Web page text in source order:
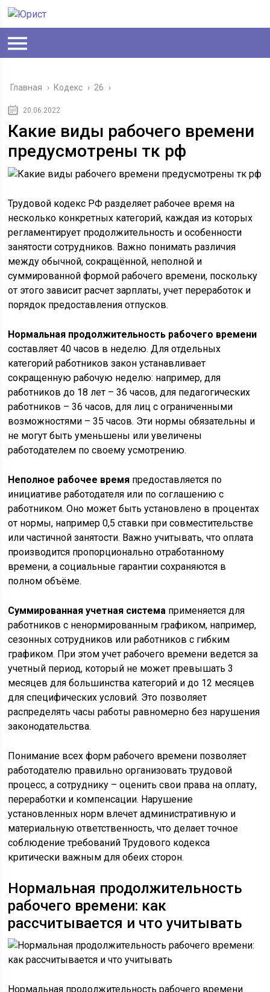
Главная › Кодекс › 26 ›
20.06.2022
Какие виды рабочего времени
предусмотрены тк рф
Трудовой кодекс РФ разделяет рабочее время на
несколько конкретных категорий, каждая из которых
регламентирует продолжительность и особенности
занятости сотрудников. Важно понимать различия
между обычной, сокращённой, неполной и
суммированной формой рабочего времени, поскольку
от этого зависит расчет зарплаты, учет переработок и
порядок предоставления отпусков.
Нормальная продолжительность рабочего времени
составляет 40 часов в неделю. Для отдельных
категорий работников закон устанавливает
сокращенную рабочую неделю: например, для
работников до 18 лет – 36 часов, для педагогических
работников – 36 часов, для лиц с ограниченными
возможностями – 35 часов. Эти нормы обязательны и
не могут быть уменьшены или увеличены
работодателем по своему усмотрению.
Неполное рабочее время предоставляется по
инициативе работодателя или по соглашению с
работником. Оно может быть установлено в процентах
от нормы, например 0,5 ставки при совместительстве
или частичной занятости. Важно учитывать, что оплата
производится пропорционально отработанному
времени, а социальные гарантии сохраняются в
полном объёме.
Суммированная учетная система применяется для
работников с ненормированным графиком, например,
сезонных сотрудников или работников с гибким
графиком. При этом учет рабочего времени ведется за
учетный период, который не может превышать 3
месяцев для большинства категорий и до 12 месяцев
для специфических условий. Это позволяет
распределять часы работы равномерно без нарушения
законодательства.
Понимание всех форм рабочего времени позволяет
работодателю правильно организовать трудовой
процесс, а сотруднику – оценить свои права на оплату,
переработки и компенсации. Нарушение
установленных норм влечет административную и
материальную ответственность, что делает точное
соблюдение требований Трудового кодекса
критически важным для обеих сторон.
Нормальная продолжительность
рабочего времени: как
рассчитывается и что учитывать
Нормальная продолжительность рабочего времени